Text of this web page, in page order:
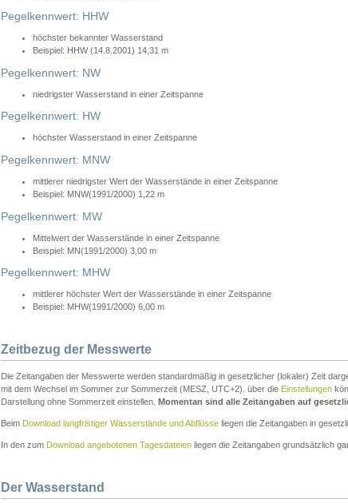
Pegelkennwert: HHW
höchster bekannter Wasserstand
Beispiel: HHW (14.8.2001) 14,31 m
Pegelkennwert: NW
niedrigster Wasserstand in einer Zeitspanne
Pegelkennwert: HW
höchster Wasserstand in einer Zeitspanne
Pegelkennwert: MNW
mittlerer niedrigster Wert der Wasserstände in einer Zeitspanne
Beispiel: MNW(1991/2000) 1,22 m
Pegelkennwert: MW
Mittelwert der Wasserstände in einer Zeitspanne
Beispiel: MN(1991/2000) 3,00 m
Pegelkennwert: MHW
mittlerer höchster Wert der Wasserstände in einer Zeitspanne
Beispiel: MHW(1991/2000) 6,00 m
Zeitbezug der Messwerte
Die Zeitangaben der Messwerte werden standardmäßig in gesetzlicher (lokaler) Zeit
mit dem Wechsel im Sommer zur Sommerzeit (MESZ, UTC+2). über die Einstellungen
Darstellung ohne Sommerzeit einstellen. Momentan sind alle Zeitangaben auf
Beim Download langfristiger Wasserstände und Abflüsse liegen die Zeitangaben in
In den zum Download angebotenen Tagesdateien liegen die Zeitangaben grundsätzlich
Der Wasserstand